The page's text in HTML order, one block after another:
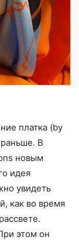
платка (by
В
новым
идея
увидеть
как во время
этом он